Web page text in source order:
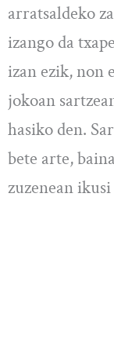
arratsaldeko
izango da
izan ezik, non
jokoan
hasiko den.
bete arte,
zuzenean